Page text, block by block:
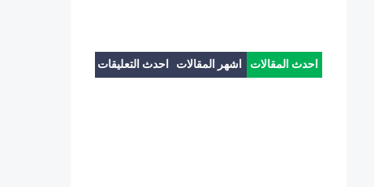
احدث المقالات اشهر المقالات احدث التعليقات